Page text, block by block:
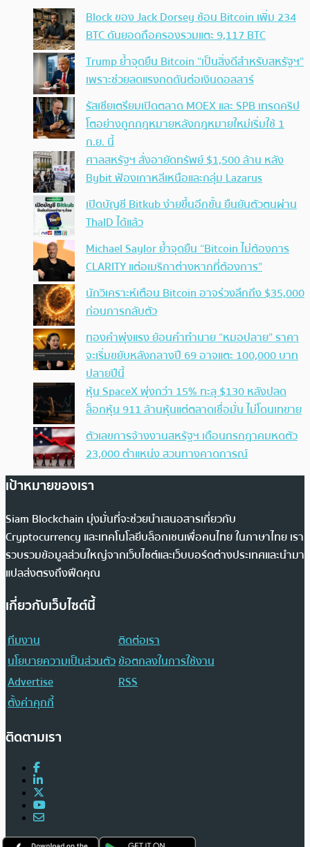
Block ของ Jack Dorsey ช้อน Bitcoin เพิ่ม 234
BTC ดันยอดถือครองรวมแตะ 9,117 BTC
Trump ย้ำจุดยืน Bitcoin “เป็นสิ่งดีสำหรับสหรัฐฯ”
เพราะช่วยลดแรงกดดันต่อเงินดอลลาร์
รัสเซียเตรียมเปิดตลาด MOEX และ SPB เทรดคริป
โตอย่างถูกกฎหมายหลังกฎหมายใหม่เริ่มใช้ 1
ก.ย. นี้
ศาลสหรัฐฯ สั่งอายัดทรัพย์ $1,500 ล้าน หลัง
Bybit ฟ้องเกาหลีเหนือและกลุ่ม Lazarus
เปิดบัญชี Bitkub ง่ายขึ้นอีกขั้น ยืนยันตัวตนผ่าน
ThaID ได้แล้ว
Michael Saylor ย้ำจุดยืน “Bitcoin ไม่ต้องการ
CLARITY แต่อเมริกาต่างหากที่ต้องการ”
นักวิเคราะห์เตือน Bitcoin อาจร่วงลึกถึง $35,000
ก่อนการกลับตัว
ทองคำพุ่งแรง ย้อนคำทำนาย “หมอปลาย” ราคา
จะเริ่มขยับหลังกลางปี 69 อาจแตะ 100,000 บาท
ปลายปีนี้
หุ้น SpaceX พุ่งกว่า 15% ทะลุ $130 หลังปลด
ล็อกหุ้น 911 ล้านหุ้นแต่ตลาดเชื่อมั่น ไม่โดนเทขาย
ตัวเลขการจ้างงานสหรัฐฯ เดือนกรกฎาคมหดตัว
23,000 ตำแหน่ง สวนทางคาดการณ์
เป้าหมายของเรา
Siam Blockchain มุ่งมั่นที่จะช่วยนำเสนอสารเกี่ยวกับ
Cryptocurrency และเทคโนโลยีบล็อกเชนเพื่อคนไทย ในภาษาไทย เรา
รวบรวมข้อมูลส่วนใหญ่จากเว็บไซต์และเว็บบอร์ดต่างประเทศและนำมา
แปลส่งตรงถึงฟีดคุณ
เกี่ยวกับเว็บไซต์นี้
ทีมงาน
ติดต่อเรา
นโยบายความเป็นส่วนตัวข้อตกลงในการใช้งาน
Advertise
RSS
ตั้งค่าคุกกี้
ติดตามเรา